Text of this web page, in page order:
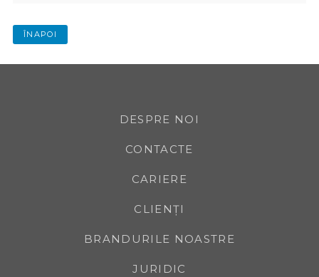
ÎNAPOI
DESPRE NOI
CONTACTE
CARIERE
CLIENȚI
BRANDURILE NOASTRE
JURIDIC